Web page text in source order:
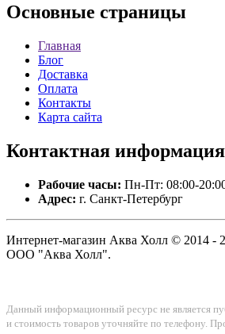
Основные страницы
Главная
Блог
Доставка
Оплата
Контакты
Карта сайта
Контактная информация
Рабочие часы: Пн-Пт: 08:00-
Адрес: г. Санкт-Петербург
Интернет-магазин Аква Холл © 2014 -
ООО "Аква Холл".
Данный информационный ресурс не является
и стоимость товаров уточняйте по телефону.